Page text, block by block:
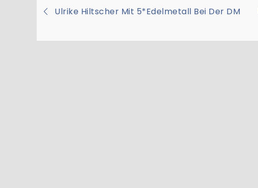
Beitragsnavigation
Ulrike Hiltscher Mit 5*Edelmetall Bei Der DM